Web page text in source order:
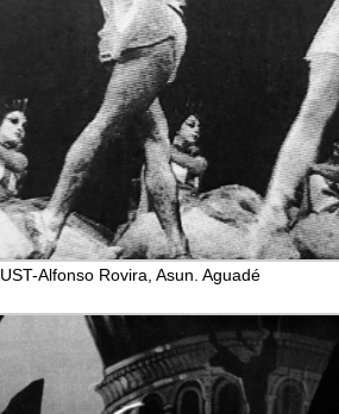
Alfonso Rovira, Asun. Aguadé